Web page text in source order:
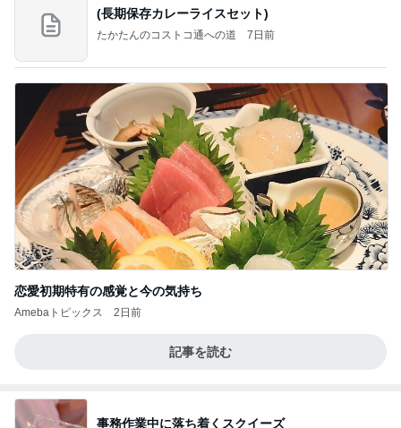
(長期保存カレーライスセット)
たかたんのコストコ通への道 7日前
恋愛初期特有の感覚と今の気持ち
Amebaトピックス 2日前
記事を読む
事務作業中に落ち着くスクイーズ